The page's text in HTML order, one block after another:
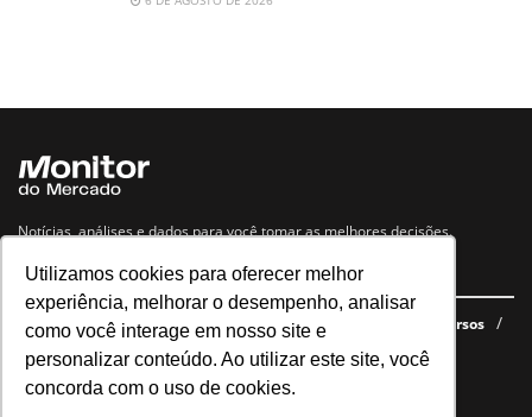
Utilizamos cookies para oferecer melhor
experiência, melhorar o desempenho, analisar
como você interage em nosso site e
personalizar conteúdo. Ao utilizar este site, você
concorda com o uso de cookies.
Notícias, análises e dados para você tomar as melhores decisões.
Navegue no site
Últimas notícias Quem somos E-books gratuitos
Cursos
Política de privacidade